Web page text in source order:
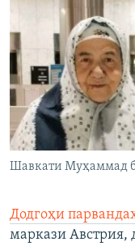
Шавкати Муҳаммад
Додгоҳи
маркази Австрия,